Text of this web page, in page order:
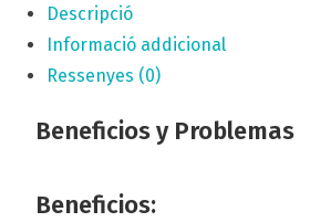
Descripció
Informació addicional
Ressenyes (0)
Beneficios y Problemas
Beneficios: